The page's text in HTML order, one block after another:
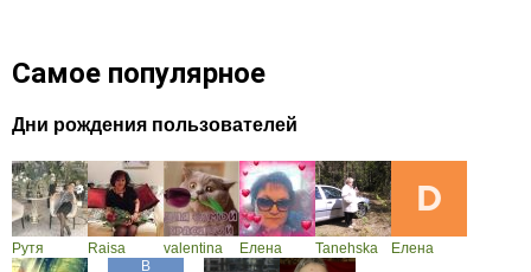
Самое популярное
Дни рождения пользователей
Рутя Raisa valentina Елена Tanehska Елена